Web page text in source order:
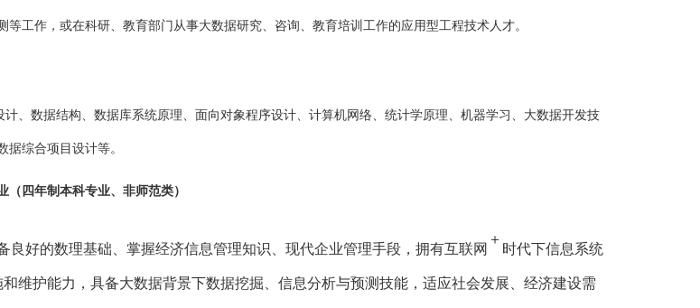
等工作，或在科研、教育部门从事大数据研究、咨询、教育培训工作的应用型工程技术人才。
计、数据结构、数据库系统原理、面向对象程序设计、计算机网络、统计学原理、机器学习、大数据开发技
据综合项目设计等。
（四年制本科专业、非师范类）
良好的数理基础、掌握经济信息管理知识、现代企业管理手段，拥有互联网
＋
时代下信息系统
维护能力，具备大数据背景下数据挖掘、信息分析与预测技能，适应社会发展、经济建设需